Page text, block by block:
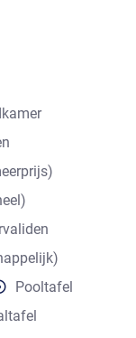
Pooltafel